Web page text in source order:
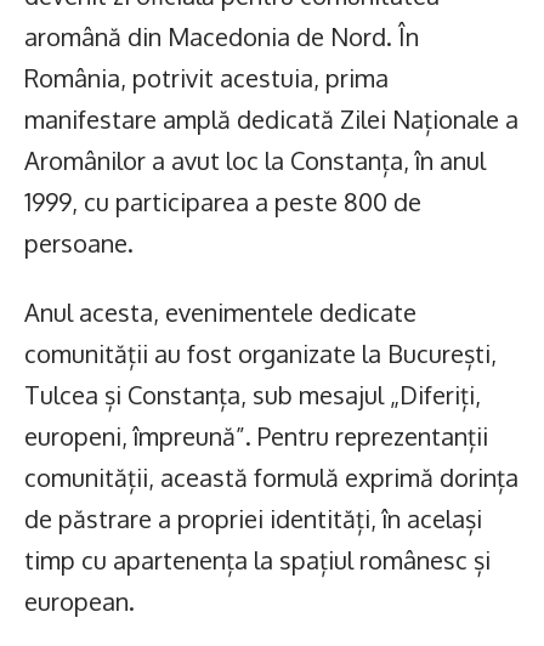
aromână din Macedonia de Nord. În
România, potrivit acestuia, prima
manifestare amplă dedicată Zilei Naționale a
Aromânilor a avut loc la Constanța, în anul
1999, cu participarea a peste 800 de
persoane.
Anul acesta, evenimentele dedicate
comunității au fost organizate la București,
Tulcea și Constanța, sub mesajul „Diferiți,
europeni, împreună”. Pentru reprezentanții
comunității, această formulă exprimă dorința
de păstrare a propriei identități, în același
timp cu apartenența la spațiul românesc și
european.